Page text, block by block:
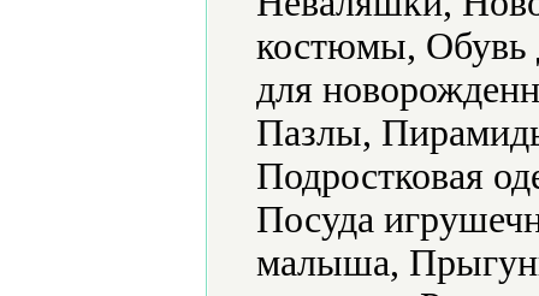
костюмы, Обувь
для
Пазлы,
Подростковая
Посуда
малыша,